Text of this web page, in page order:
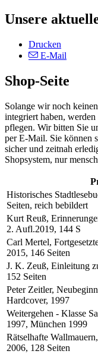
Unsere
Drucken
E-Mail
Shop-Seite
Solange wir noch
integriert haben,
pflegen. Wir bitten Sie
per E-Mail. Sie können
sicher und zeitnah
Shopsystem, nur
Historisches
Seiten, reich bebildert
Kurt Reuß,
2. Aufl.2019, 144 S
Carl Mertel,
2015, 146 Seiten
J. K. Zeuß, Einleitung
152 Seiten
Peter Zeitler,
Hardcover, 1997
Weitergehen - Klasse
1997, München 1999
Rätselhafte
2006, 128 Seiten